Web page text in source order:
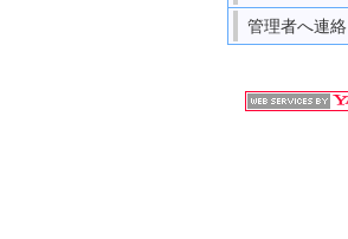
管理者へ連絡